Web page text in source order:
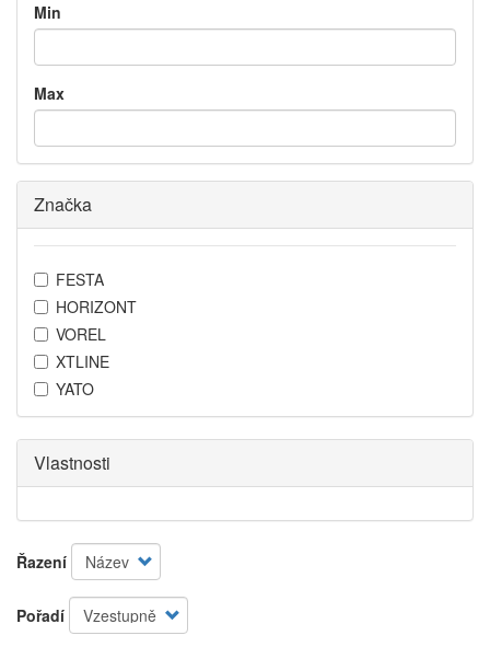
Min
Max
Značka
FESTA
HORIZONT
VOREL
XTLINE
YATO
Vlastnosti
Řazení
Pořadí